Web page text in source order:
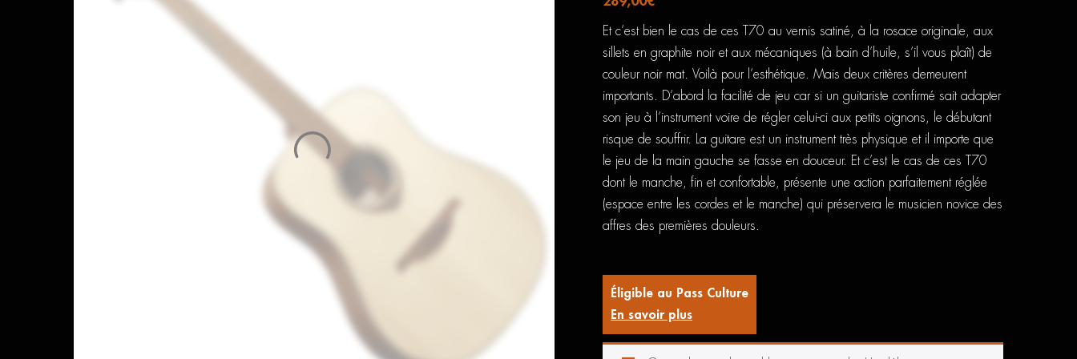
Et c’est bien le cas de ces T70 au vernis satiné, à la rosace originale, aux
sillets en graphite noir et aux mécaniques (à bain d’huile, s’il vous plaît) de
couleur noir mat. Voilà pour l’esthétique. Mais deux critères demeurent
importants. D’abord la facilité de jeu car si un guitariste confirmé sait adapter
son jeu à l’instrument voire de régler celui-ci aux petits oignons, le débutant
risque de souffrir. La guitare est un instrument très physique et il importe que
le jeu de la main gauche se fasse en douceur. Et c’est le cas de ces T70
dont le manche, fin et confortable, présente une action parfaitement réglée
(espace entre les cordes et le manche) qui préservera le musicien novice des
affres des premières douleurs.
Éligible au Pass Culture
En savoir plus